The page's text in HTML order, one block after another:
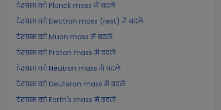
टेरग्राम को Planck mass में बदलें
टेरग्राम को Electron mass (rest) में बदलें
टेरग्राम को Muon mass में बदलें
टेरग्राम को Proton mass में बदलें
टेरग्राम को Neutron mass में बदलें
टेरग्राम को Deuteron mass में बदलें
टेरग्राम को Earth's mass में बदलें